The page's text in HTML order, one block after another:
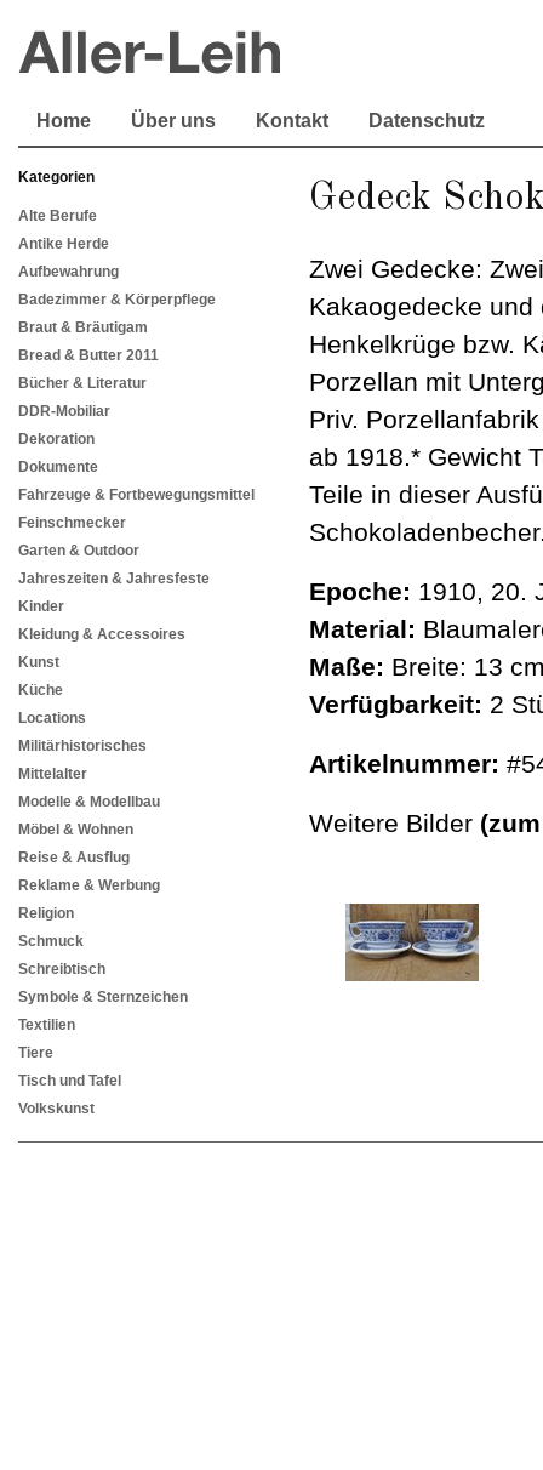
Home Über uns Kontakt Datenschutz
Kategorien
Alte Berufe
Antike Herde
Aufbewahrung
Badezimmer & Körperpflege
Braut & Bräutigam
Bread & Butter 2011
Bücher & Literatur
DDR-Mobiliar
Dekoration
Dokumente
Fahrzeuge & Fortbewegungsmittel
Feinschmecker
Garten & Outdoor
Jahreszeiten & Jahresfeste
Kinder
Kleidung & Accessoires
Kunst
Küche
Locations
Militärhistorisches
Mittelalter
Modelle & Modellbau
Möbel & Wohnen
Reise & Ausflug
Reklame & Werbung
Religion
Schmuck
Schreibtisch
Symbole & Sternzeichen
Textilien
Tiere
Tisch und Tafel
Volkskunst
Gedeck
Zwei Gedecke:
Kakaogedecke
Henkelkrüge bzw.
Porzellan mit
Priv.
ab 1918.* Gewicht
Teile in dieser
Epoche: 1910, 20.
Material:
Maße: Breite: 13
Verfügbarkeit: 2
Artikelnummer:
Weitere Bilder